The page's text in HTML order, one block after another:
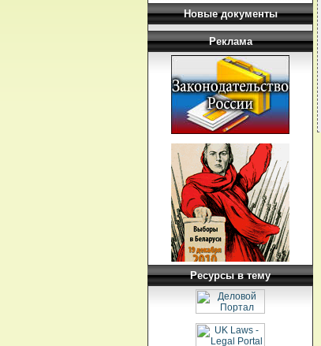
Новые документы
Реклама
Ресурсы в тему